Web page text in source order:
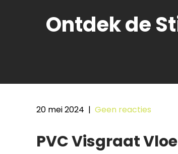
Ontdek de
20 mei 2024 | Geen reacties
PVC Visgraat